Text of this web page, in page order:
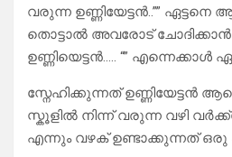
വരുന്ന ഉണ്ണിയേട്ടൻ..”” ഏട്ടനെ
തൊട്ടാൽ അവരോട്
ഉണ്ണിയെട്ടൻ….. “” എന്നെക്കാൾ
സ്നേഹിക്കുന്നത് ഉണ്ണിയേട്ടൻ
സ്കൂളിൽ നിന്ന് വരുന്ന വഴി
എന്നും വഴക് ഉണ്ടാക്കുന്നത്